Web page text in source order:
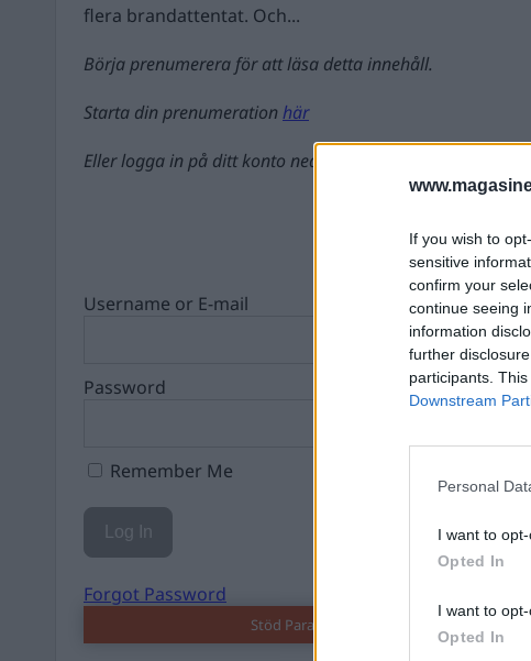
If you wish to
sensitive
confirm your
continue seeing
information
further
participants.
Downstream
Personal
I want to
Opted In
I want to
Opted In
flera brandattentat. Och...
Börja prenumerera för att läsa detta innehåll.
Starta din prenumerationhär
Eller logga in på ditt konto nedan:
Username or E-mail
Password
Remember Me
Forgot Password
Stöd Para§rafs bevakning av